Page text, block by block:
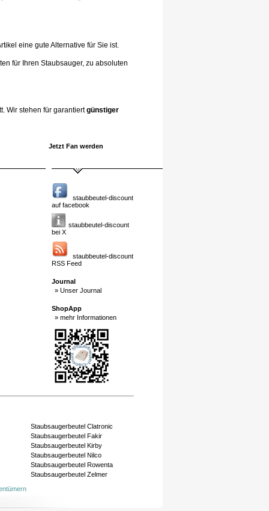
eine gute Alternative für Sie ist.
für Ihren Staubsauger, zu absoluten
Wir stehen für garantiertgünstiger
Jetzt Fan werden
staubbeutel-discount
auf facebook
staubbeutel-discount
bei X
staubbeutel-discount
RSS Feed
Journal
» Unser Journal
ShopApp
» mehr Informationen
Staubsaugerbeutel Clatronic
Staubsaugerbeutel Fakir
Staubsaugerbeutel Kirby
Staubsaugerbeutel Nilco
Staubsaugerbeutel Rowenta
Staubsaugerbeutel Zelmer